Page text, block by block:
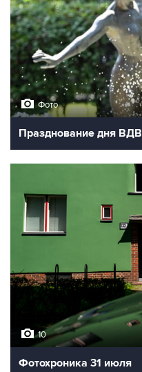
Фото
Празднование дня ВДВ
10
Фотохроника 31 июля